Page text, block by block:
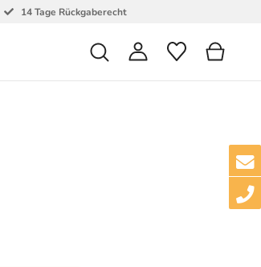
14 Tage Rückgaberecht